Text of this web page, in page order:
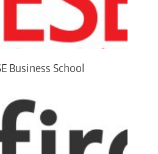
Business School